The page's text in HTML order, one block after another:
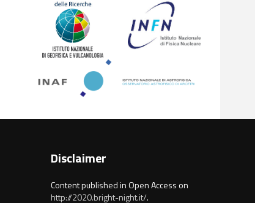
Disclaimer
Content published in Open Access on
http://2020.bright-night.it/.